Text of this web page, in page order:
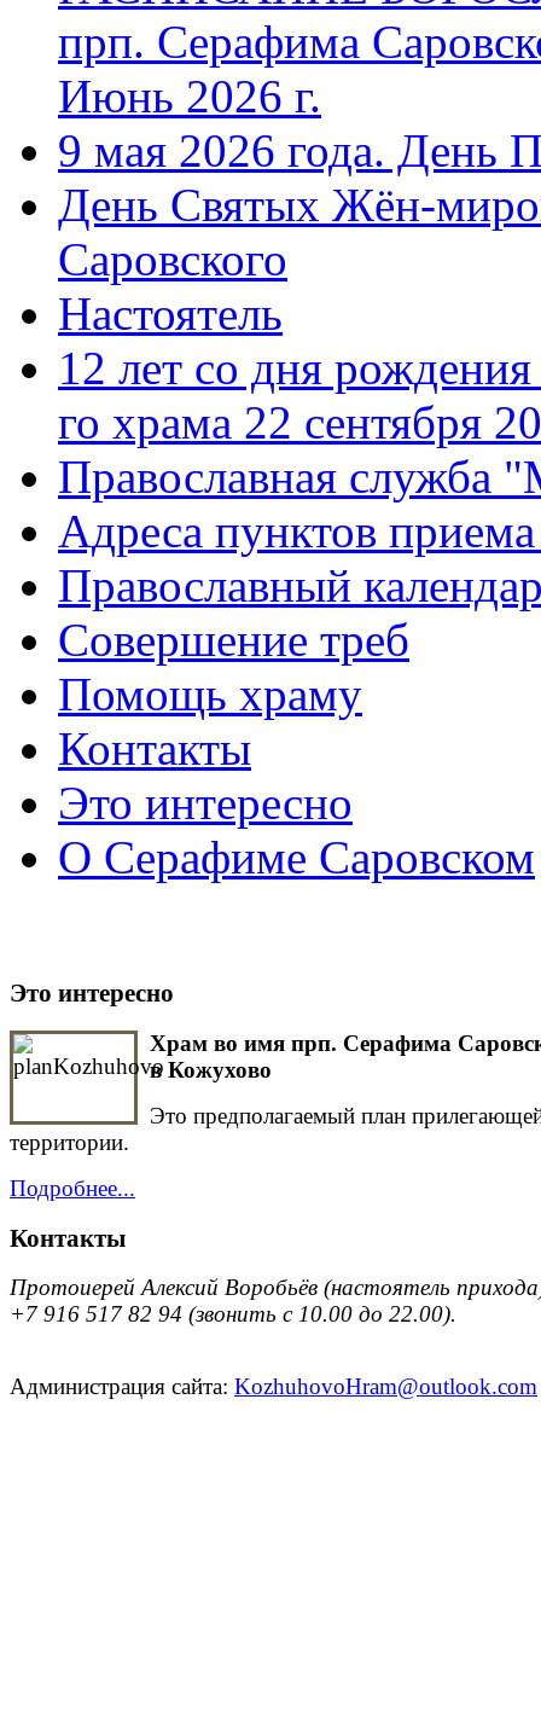
прп. Серафима
Июнь 2026 г.
9 мая 2026 года. День
День Святых Жён-
Саровского
Настоятель
12 лет со дня
го храма 22 сентября
Православная служба
Адреса пунктов
Православный
Совершение треб
Помощь храму
Контакты
Это интересно
О Серафиме Саровском
Это интересно
Храм во имя прп. Серафима
в Кожухово
Это предполагаемый план
территории.
Подробнее...
Контакты
Протоиерей Алексий Воробьёв (настоятель
+7 916 517 82 94 (звонить с 10.00 до 22.00).
Администрация сайта: KozhuhovoHram@outlook.com